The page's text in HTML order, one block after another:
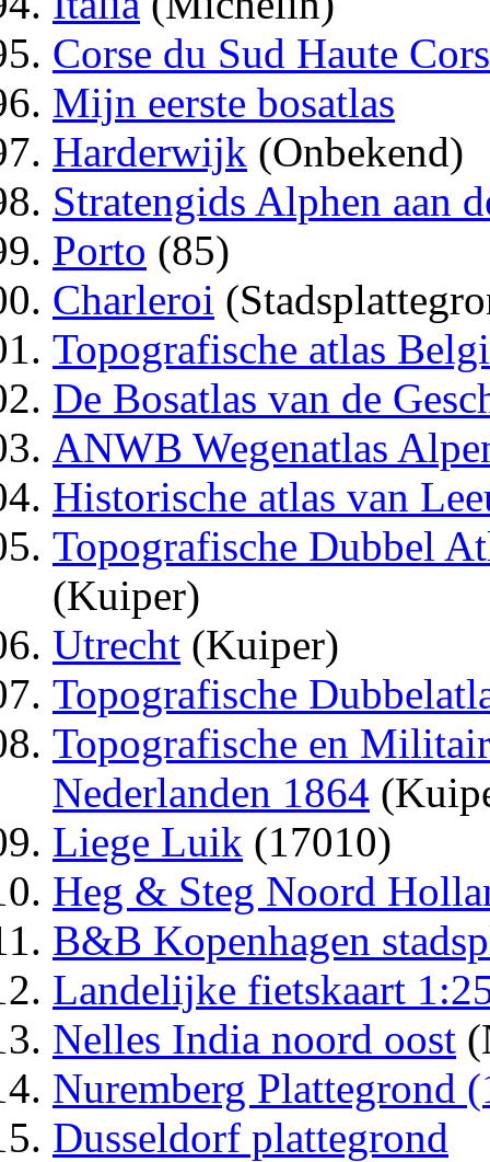
Corse du Sud Haute
Mijn eerste bosatlas
Harderwijk (Onbekend)
Stratengids Alphen aan
Porto (85)
Charleroi
Topografische atlas
De Bosatlas van de
ANWB Wegenatlas
Historische atlas van
Topografische Dubbel
(Kuiper)
Utrecht (Kuiper)
Topografische
Topografische en
Nederlanden 1864
Liege Luik (17010)
Heg & Steg Noord
B&B Kopenhagen
Landelijke fietskaart
Nelles India noord oost
Nuremberg Plattegrond
Dusseldorf plattegrond